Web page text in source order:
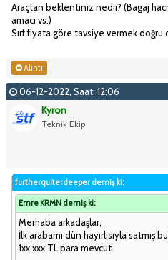
Araçtan beklentiniz nedir? (Bagaj
amacı vs.)
Sırf fiyata göre tavsiye vermek doğru
Alıntı
06-12-2022, Saat: 12:06
Kyron
Teknik Ekip
furtherquiterdeeper demiş ki:
Emre KRMN demiş ki:
Merhaba arkadaşlar,
İlk arabamı dün hayırlısıyla
1xx.xxx TL para mevcut.